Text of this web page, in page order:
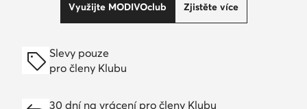
Využijte MODIVOclub Zjistěte více
Slevy pouze
pro členy Klubu
30 dní na vrácení pro členy Klubu